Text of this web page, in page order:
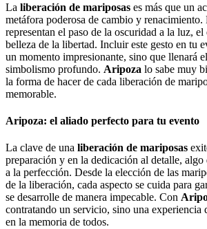
La liberación de mariposas es más que un
metáfora poderosa de cambio y renacimiento.
representan el paso de la oscuridad a la luz,
belleza de la libertad. Incluir este gesto en tu
un momento impresionante, sino que llenará
simbolismo profundo. Aripoza lo sabe muy
la forma de hacer de cada liberación de
memorable.
Aripoza: el aliado perfecto para tu evento
La clave de una liberación de mariposas
preparación y en la dedicación al detalle, algo
a la perfección. Desde la elección de las
de la liberación, cada aspecto se cuida para
se desarrolle de manera impecable. Con
contratando un servicio, sino una experiencia
en la memoria de todos.